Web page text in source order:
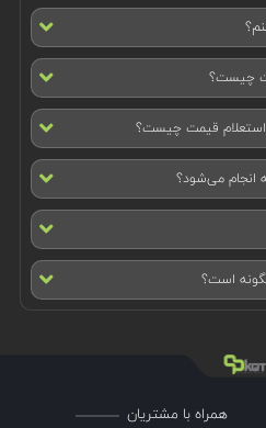
چیست؟
قیمت چیست؟
انجام می‌شود؟
است؟
همراه با مشتریان